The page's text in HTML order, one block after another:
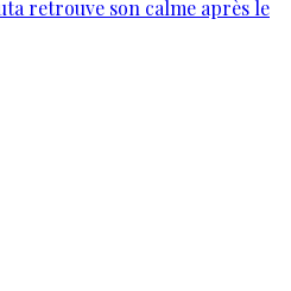
retrouve son calme après le